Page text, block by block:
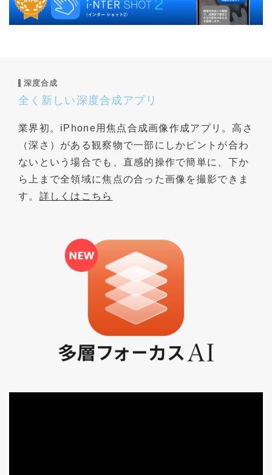
深度合成
全く新しい深度合成アプリ
業界初。iPhone用焦点合成画像作成アプリ。高さ
（深さ）がある観察物で一部にしかピントが合わ
ないという場合でも、直感的操作で簡単に、下か
ら上まで全領域に焦点の合った画像を撮影できま
す。 詳しくはこちら